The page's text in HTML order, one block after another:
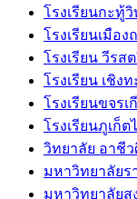
โรงเรียนกะทู้วิ
โรงเรียนเมือง
โรงเรียน วีร
โรงเรียน เชิง
โรงเรียนขจร
โรงเรียนภูเก็
วิทยาลัย อาชี
มหาวิทยาลัยร
มหาวิทยาลัยส